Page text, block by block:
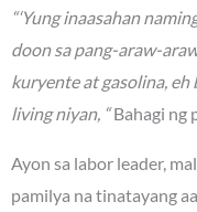
“‘Yung inaasahan
doon sa pang-araw-
kuryente at gasolina, eh
living niyan, “Bahagi ng
Ayon sa labor leader,
pamilya na tinatayang